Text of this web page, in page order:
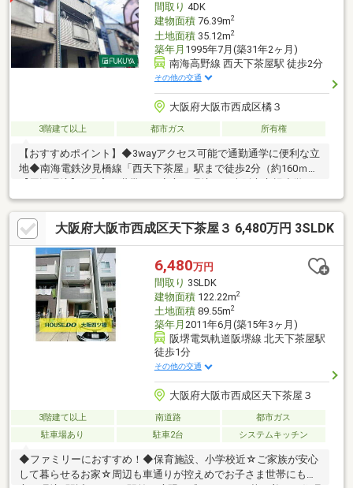
間取り 4DK
建物面積76.39m2
土地面積35.12m2
築年月 1995年7月(築31年2ヶ月)
南海高野線 西天下茶屋駅 徒歩2分
その他の交通
大阪府大阪市西成区橘３
3階建て以上 都市ガス 所有権
【おすすめポイント】◆3wayアクセス可能で通勤通学に便利な立
地◆南海電鉄汐見橋線「西天下茶屋」駅まで徒歩2分（約160ｍ）
校 約400ｍ大阪市立天下茶屋中学校 約650ｍ―ちょっとしたお
買い物に便利―・食品館アプロ天下茶屋店 約230ｍ・ライフ西天
下茶屋店 約650ｍ・ファミリーマート西成松二丁目店 約450
ｍ・西成橘郵便局 約450ｍ・ローソン西成松三丁目店 約520ｍ
大阪府大阪市西成区天下茶屋３ 6,480万円 3SLDK
6,480万円
間取り 3SLDK
建物面積122.22m2
土地面積89.55m2
築年月 2011年6月(築15年3ヶ月)
阪堺電気軌道阪堺線 北天下茶屋駅
徒歩1分
その他の交通
大阪府大阪市西成区天下茶屋３
3階建て以上 南道路
都市ガス
駐車場あり
駐車2台 システムキッチン
◆ファミリーにおすすめ！◆保育施設、小学校近☆ご家族が安心
して暮らせるお家☆周辺も車通りが控えめでお子さま世帯にも安